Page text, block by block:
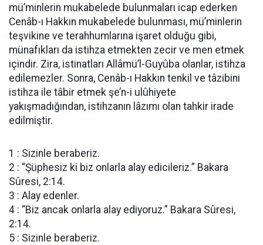
mü’minlerin mukabelede bulunmaları icap ederken
Cenâb-ı Hakkın mukabelede bulunması, mü’minlerin
teşvikine ve terahhumlarına işaret olduğu gibi,
münafıkları da istihza etmekten zecir ve men etmek
içindir. Zira, istinatları Allâmü’l-Guyûba olanlar, istihza
edilemezler. Sonra, Cenâb-ı Hakkın tenkil ve tâzibini
istihza ile tâbir etmek şe’n-i ulûhiyete
yakışmadığından, istihzanın lâzımı olan tahkir irade
edilmiştir.
1 : Sizinle beraberiz.
2 : “Şüphesiz ki biz onlarla alay edicileriz.” Bakara
Sûresi, 2:14.
3 : Alay edenler.
4 : “Biz ancak onlarla alay ediyoruz.” Bakara Sûresi,
2:14.
5 : Sizinle beraberiz.